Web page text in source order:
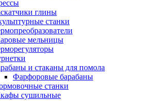
глины
станки
мельницы
и стаканы для помола
Фарфоровые барабаны
станки
сушильные